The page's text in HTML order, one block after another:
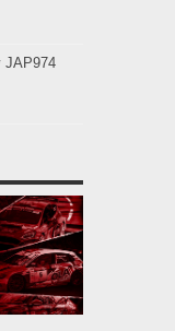
JAP974